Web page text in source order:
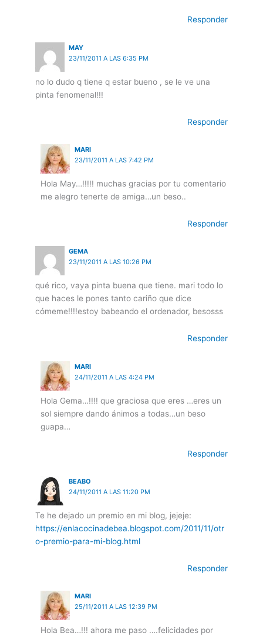
Responder
MAY
23/11/2011 A LAS 6:35 PM
no lo dudo q tiene q estar bueno , se le ve una
pinta fenomenal!!!
Responder
MARI
23/11/2011 A LAS 7:42 PM
Hola May…!!!!! muchas gracias por tu comentario
me alegro tenerte de amiga…un beso..
Responder
GEMA
23/11/2011 A LAS 10:26 PM
qué rico, vaya pinta buena que tiene. mari todo lo
que haces le pones tanto cariño que dice
cómeme!!!!estoy babeando el ordenador, besosss
Responder
MARI
24/11/2011 A LAS 4:24 PM
Hola Gema…!!!! que graciosa que eres …eres un
sol siempre dando ánimos a todas…un beso
guapa…
Responder
BEABO
24/11/2011 A LAS 11:20 PM
Te he dejado un premio en mi blog, jejeje:
https://enlacocinadebea.blogspot.com/2011/11/otr
o-premio-para-mi-blog.html
Responder
MARI
25/11/2011 A LAS 12:39 PM
Hola Bea…!!! ahora me paso ….felicidades por